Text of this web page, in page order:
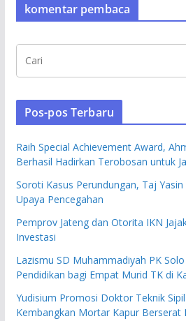
komentar pembaca
Pos-pos Terbaru
Raih Special Achievement Award,
Berhasil Hadirkan Terobosan untuk
Soroti Kasus Perundungan, Taj
Upaya Pencegahan
Pemprov Jateng dan Otorita IKN
Investasi
Lazismu SD Muhammadiyah PK
Pendidikan bagi Empat Murid TK di
Yudisium Promosi Doktor Teknik
Kembangkan Mortar Kapur Berserat